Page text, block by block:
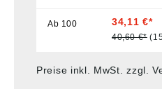
Ab 100 34,11 €*
40,60 €*
Preise inkl. MwSt. zzgl.